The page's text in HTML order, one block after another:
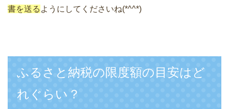
書を送る ようにしてくださいね(*^^*)
ふるさと納税の限度額の目安はど
れぐらい？